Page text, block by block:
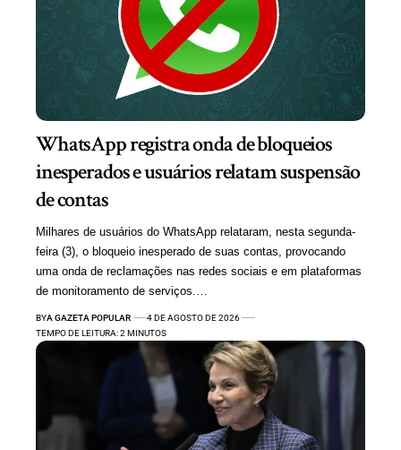
WhatsApp registra onda de bloqueios
inesperados e usuários relatam suspensão
de contas
Milhares de usuários do WhatsApp relataram, nesta segunda-
feira (3), o bloqueio inesperado de suas contas, provocando
uma onda de reclamações nas redes sociais e em plataformas
de monitoramento de serviços.…
BYA GAZETA POPULAR
4 DE AGOSTO DE 2026
TEMPO DE LEITURA: 2 MINUTOS